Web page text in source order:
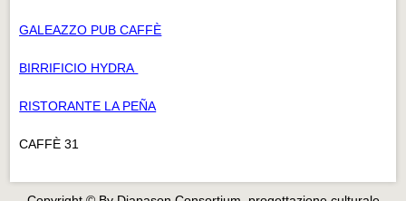
GALEAZZO PUB CAFFÈ
BIRRIFICIO HYDRA
RISTORANTE LA PEÑA
CAFFÈ 31